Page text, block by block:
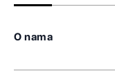
O nama